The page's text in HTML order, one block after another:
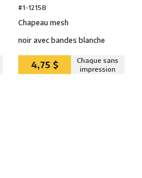
#1-12158
Chapeau mesh
noir avec bandes blanche
4,75 $
Chaque sans
impression